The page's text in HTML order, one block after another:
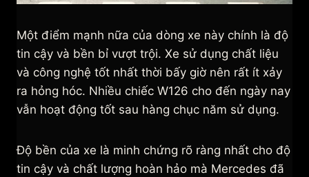
Một điểm mạnh nữa của dòng xe này chính là độ
tin cậy và bền bỉ vượt trội. Xe sử dụng chất liệu
và công nghệ tốt nhất thời bấy giờ nên rất ít xảy
ra hỏng hóc. Nhiều chiếc W126 cho đến ngày nay
vẫn hoạt động tốt sau hàng chục năm sử dụng.
Độ bền của xe là minh chứng rõ ràng nhất cho độ
tin cậy và chất lượng hoàn hảo mà Mercedes đã